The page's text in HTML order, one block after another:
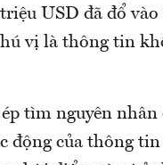
USD đã đổ
vị là thông tin
tìm nguyên
động của thông